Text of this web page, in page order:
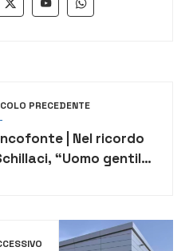
PRECEDENTE
| Nel ricordo
“Uomo gentile